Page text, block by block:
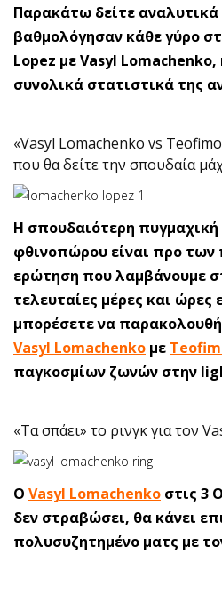
Παρακάτω δείτε αναλυτικά
βαθμολόγησαν κάθε γύρο
Lopez με Vasyl
συνολικά στατιστικά της
«Vasyl Lomachenko vs
που θα δείτε την σπουδαία
Η σπουδαιότερη
φθινοπώρου είναι προ των
ερώτηση που λαμβάνουμε
τελευταίες μέρες και ώρες
μπορέσετε να
Vasyl Lomachenko με
παγκοσμίων ζωνών στην
«Τα σπάει» το ρινγκ για τον
Ο Vasyl Lomachenko στις 3
δεν στραβώσει, θα κάνει
πολυσυζητημένο ματς με